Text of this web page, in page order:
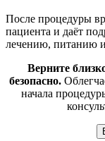
После процедуры
пациента и даёт
лечению, питанию
Верните
безопасно.
начала